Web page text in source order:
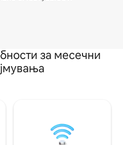
за месечни